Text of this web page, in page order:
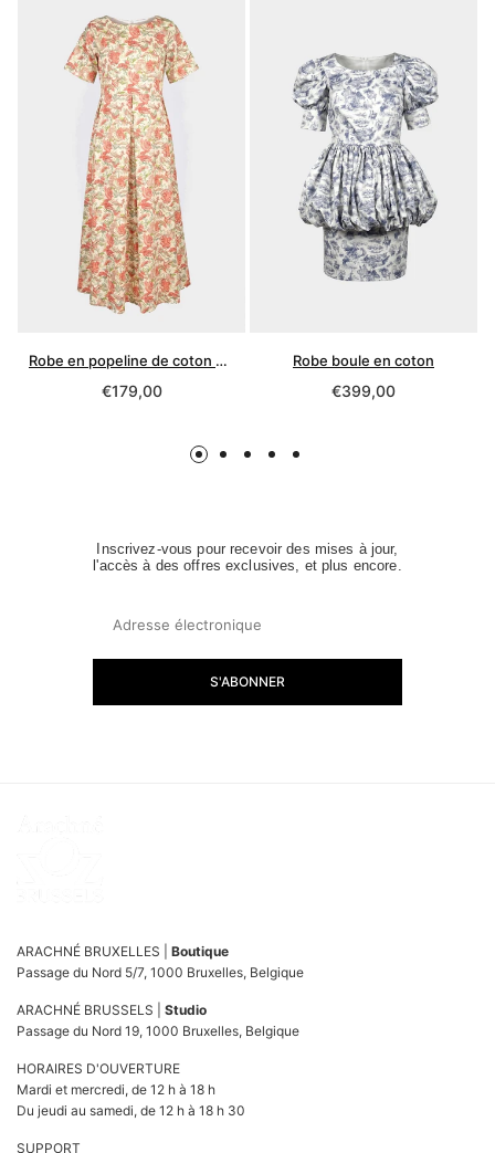
Robe en popeline de coton biologique
Prix
€179,00
Robe boule en coton
Prix
€399,00
Inscrivez-vous pour recevoir des mises à jour,
l'accès à des offres exclusives, et plus encore.
S'ABONNER
ARACHNÉ BRUXELLES | Boutique
Passage du Nord 5/7, 1000 Bruxelles, Belgique
ARACHNÉ BRUSSELS | Studio
Passage du Nord 19, 1000 Bruxelles, Belgique
HORAIRES D'OUVERTURE
Mardi et mercredi, de 12 h à 18 h
Du jeudi au samedi, de 12 h à 18 h 30
SUPPORT